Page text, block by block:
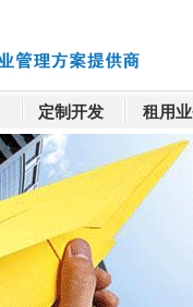
定制开发 租用